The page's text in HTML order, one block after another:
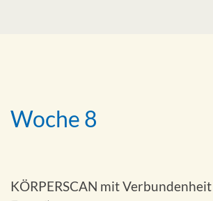
Woche 8
KÖRPERSCAN mit